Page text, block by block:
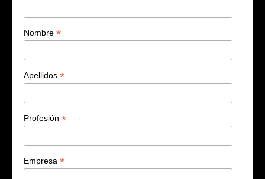
Nombre *
Apellidos *
Profesión *
Empresa *